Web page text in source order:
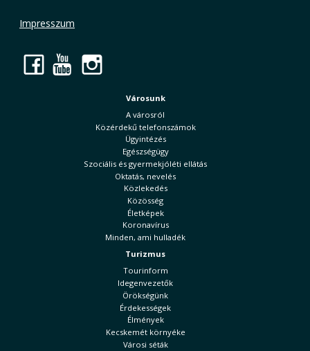
Impresszum
Facebook
YouTube
Városunk
A városról
Közérdekű telefonszámok
Ügyintézés
Egészségügy
Szociális és gyermekjóléti ellátás
Oktatás, nevelés
Közlekedés
Közösség
Életképek
Koronavírus
Minden, ami hulladék
Turizmus
Tourinform
Idegenvezetők
Örökségünk
Érdekességek
Élmények
Kecskemét környéke
Városi séták